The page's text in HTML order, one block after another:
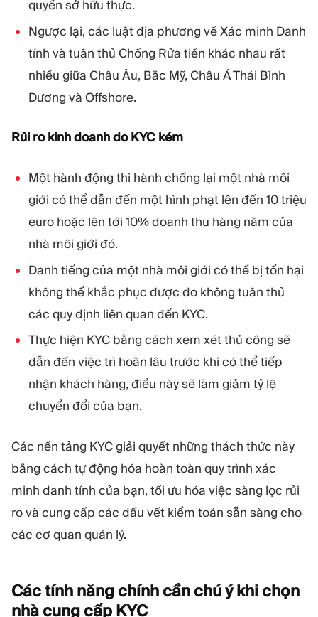
quyền sở hữu thực.
Ngược lại, các luật địa phương về Xác minh Danh
tính và tuân thủ Chống Rửa tiền khác nhau rất
nhiều giữa Châu Âu, Bắc Mỹ, Châu Á Thái Bình
Dương và Offshore.
Rủi ro kinh doanh do KYC kém
Một hành động thi hành chống lại một nhà môi
giới có thể dẫn đến một hình phạt lên đến 10 triệu
euro hoặc lên tới 10% doanh thu hàng năm của
nhà môi giới đó.
Danh tiếng của một nhà môi giới có thể bị tổn hại
không thể khắc phục được do không tuân thủ
các quy định liên quan đến KYC.
Thực hiện KYC bằng cách xem xét thủ công sẽ
dẫn đến việc trì hoãn lâu trước khi có thể tiếp
nhận khách hàng, điều này sẽ làm giảm tỷ lệ
chuyển đổi của bạn.
Các nền tảng KYC giải quyết những thách thức này
bằng cách tự động hóa hoàn toàn quy trình xác
minh danh tính của bạn, tối ưu hóa việc sàng lọc rủi
ro và cung cấp các dấu vết kiểm toán sẵn sàng cho
các cơ quan quản lý.
Các tính năng chính cần chú ý khi chọn
nhà cung cấp KYC